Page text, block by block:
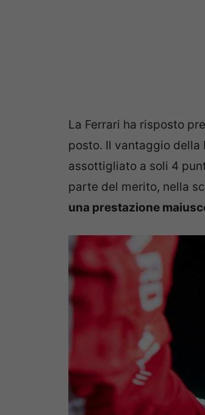
La Ferrari ha risposto
posto. Il vantaggio della
assottigliato a soli 4
parte del merito, nella
una prestazione